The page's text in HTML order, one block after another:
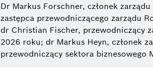
Zamknij
Dr Markus Forschner, członek
zastępca przewodniczącego zarządu
dr Christian Fischer, przewodniczący
2026 roku; dr Markus Heyn, członek
przewodniczący sektora biznesowego